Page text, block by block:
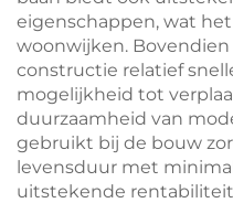
eigenschappen, wat
woonwijken.
constructie relatief
mogelijkheid tot
duurzaamheid van
gebruikt bij de bouw
levensduur met
uitstekende